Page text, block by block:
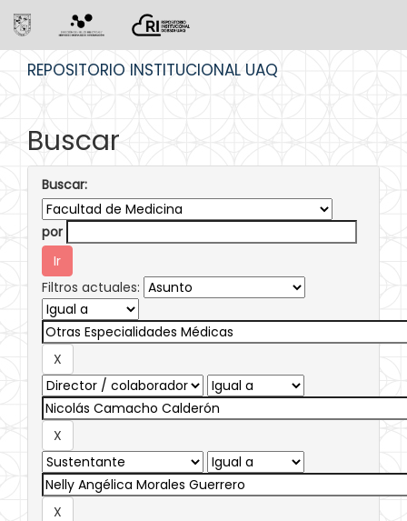
REPOSITORIO INSTITUCIONAL UAQ
Buscar
Buscar:
por
Filtros actuales: